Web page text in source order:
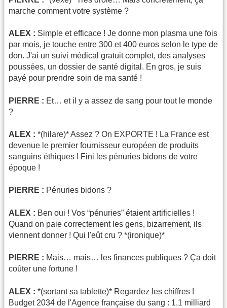
marche comment votre système ?
ALEX : Simple et efficace ! Je donne mon plasma une fois
par mois, je touche entre 300 et 400 euros selon le type de
don. J'ai un suivi médical gratuit complet, des analyses
poussées, un dossier de santé digital. En gros, je suis
payé pour prendre soin de ma santé !
PIERRE : Et… et il y a assez de sang pour tout le monde
?
ALEX : *(hilare)* Assez ? On EXPORTE ! La France est
devenue le premier fournisseur européen de produits
sanguins éthiques ! Fini les pénuries bidons de votre
époque !
PIERRE : Pénuries bidons ?
ALEX : Ben oui ! Vos “pénuries” étaient artificielles !
Quand on paie correctement les gens, bizarrement, ils
viennent donner ! Qui l'eût cru ? *(ironique)*
PIERRE : Mais… mais… les finances publiques ? Ça doit
coûter une fortune !
ALEX : *(sortant sa tablette)* Regardez les chiffres !
Budget 2034 de l'Agence française du sang : 1,1 milliard